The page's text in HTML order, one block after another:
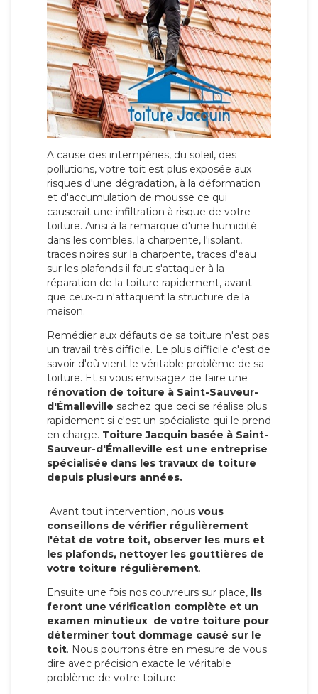
A cause des intempéries, du soleil, des
pollutions, votre toit est plus exposée aux
risques d'une dégradation, à la déformation
et d'accumulation de mousse ce qui
causerait une infiltration à risque de votre
toiture. Ainsi à la remarque d'une humidité
dans les combles, la charpente, l'isolant,
traces noires sur la charpente, traces d'eau
sur les plafonds il faut s'attaquer à la
réparation de la toiture rapidement, avant
que ceux-ci n'attaquent la structure de la
maison.
Remédier aux défauts de sa toiture n'est pas
un travail très difficile. Le plus difficile c'est de
savoir d'où vient le véritable problème de sa
toiture. Et si vous envisagez de faire une
rénovation de toiture à Saint-Sauveur-
d'Émalleville sachez que ceci se réalise plus
rapidement si c'est un spécialiste qui le prend
en charge. Toiture Jacquin basée à Saint-
Sauveur-d'Émalleville est une entreprise
spécialisée dans les travaux de toiture
depuis plusieurs années.
Avant tout intervention, nous vous
conseillons de vérifier régulièrement
l'état de votre toit, observer les murs et
les plafonds, nettoyer les gouttières de
votre toiture régulièrement.
Ensuite une fois nos couvreurs sur place, ils
feront une vérification complète et un
examen minutieux de votre toiture pour
déterminer tout dommage causé sur le
toit. Nous pourrons être en mesure de vous
dire avec précision exacte le véritable
problème de votre toiture.